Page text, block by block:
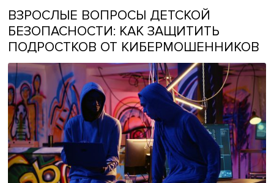
ВЗРОСЛЫЕ ВОПРОСЫ ДЕТСКОЙ
БЕЗОПАСНОСТИ: КАК ЗАЩИТИТЬ
ПОДРОСТКОВ ОТ